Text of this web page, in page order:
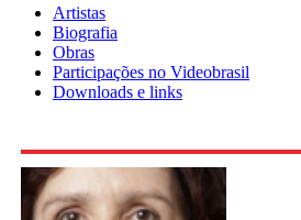
Artistas
Biografia
Obras
Participações no Videobrasil
Downloads e links